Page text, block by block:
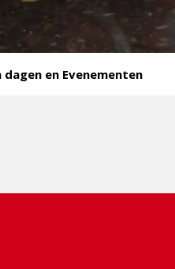
dagen en Evenementen